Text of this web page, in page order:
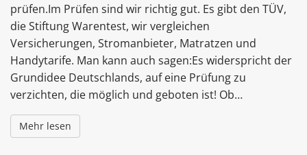
prüfen.Im Prüfen sind wir richtig gut. Es gibt den TÜV,
die Stiftung Warentest, wir vergleichen
Versicherungen, Stromanbieter, Matratzen und
Handytarife. Man kann auch sagen:Es widerspricht der
Grundidee Deutschlands, auf eine Prüfung zu
verzichten, die möglich und geboten ist! Ob…
Mehr lesen